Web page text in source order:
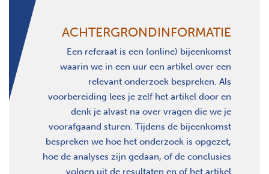
ACHTERGRONDINFORMATIE
Een referaat is een (online) bijeenkomst
waarin we in een uur een artikel over een
relevant onderzoek bespreken. Als
voorbereiding lees je zelf het artikel door en
denk je alvast na over vragen die we je
voorafgaand sturen. Tijdens de bijeenkomst
bespreken we hoe het onderzoek is opgezet,
hoe de analyses zijn gedaan, of de conclusies
volgen uit de resultaten en of het artikel